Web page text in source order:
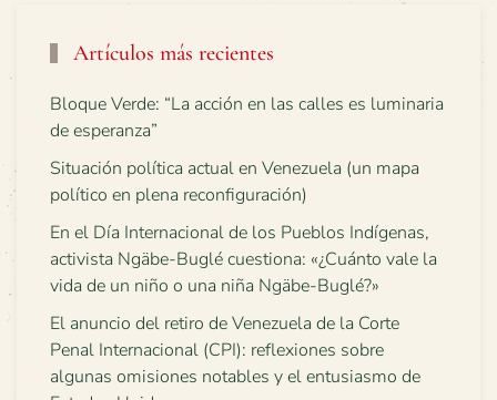
Artículos más recientes
Bloque Verde: “La acción en las calles es luminaria
de esperanza”
Situación política actual en Venezuela (un mapa
político en plena reconfiguración)
En el Día Internacional de los Pueblos Indígenas,
activista Ngäbe-Buglé cuestiona: «¿Cuánto vale la
vida de un niño o una niña Ngäbe-Buglé?»
El anuncio del retiro de Venezuela de la Corte
Penal Internacional (CPI): reflexiones sobre
algunas omisiones notables y el entusiasmo de